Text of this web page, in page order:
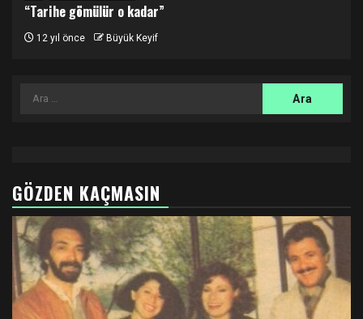
“Tarihe gömülür o kadar”
12 yıl önce Büyük Keyif
Arama:
GÖZDEN KAÇMASIN